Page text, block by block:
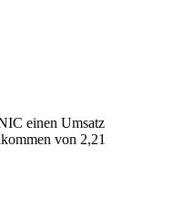
einen Umsatz
von 2,21